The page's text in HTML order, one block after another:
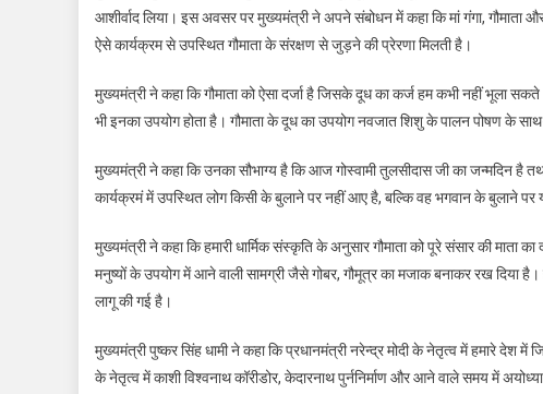
आशीर्वाद लिया। इस अवसर पर मुख्यमंत्री ने अपने संबोधन में कहा कि मां गंगा, गौमाता
ऐसे कार्यक्रम से उपस्थित गौमाता के संरक्षण से जुड़ने की प्रेरणा मिलती है।
मुख्यमंत्री ने कहा कि गौमाता को ऐसा दर्जा है जिसके दूध का कर्ज हम कभी नहीं
भी इनका उपयोग होता है। गौमाता के दूध का उपयोग नवजात शिशु के पालन पोषण के
मुख्यमंत्री ने कहा कि उनका सौभाग्य है कि आज गोस्वामी तुलसीदास जी का जन्मदिन है
कार्यक्रमं में उपस्थित लोग किसी के बुलाने पर नहीं आए है, बल्कि वह भगवान के बुलाने पर
मुख्यमंत्री ने कहा कि हमारी धार्मिक संस्कृति के अनुसार गौमाता को पूरे संसार की माता
मनुष्यों के उपयोग में आने वाली सामग्री जैसे गोबर, गौमूत्र का मजाक बनाकर रख दिया है।
लागू की गई है।
मुख्यमंत्री पुष्कर सिंह धामी ने कहा कि प्रधानमंत्री नरेन्द्र मोदी के नेतृत्व में हमारे देश में
के नेतृत्व में काशी विश्वनाथ कॉरीडोर, केदारनाथ पुर्ननिर्माण और आने वाले समय में अयोध्या